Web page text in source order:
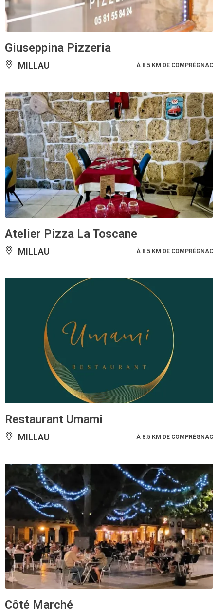
Giuseppina Pizzeria
MILLAU À 8.5 KM DE COMPRÉGNAC
Atelier Pizza La Toscane
MILLAU À 8.5 KM DE COMPRÉGNAC
Restaurant Umami
MILLAU À 8.5 KM DE COMPRÉGNAC
Côté Marché